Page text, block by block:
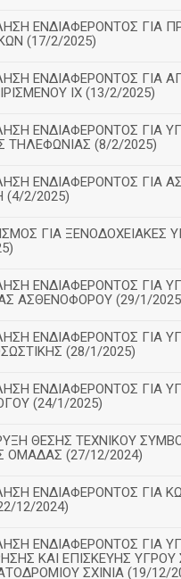
ΕΝΔΙΑΦΕΡΟΝΤΟΣ ΓΙΑ
(17/2/2025)
ΕΝΔΙΑΦΕΡΟΝΤΟΣ ΓΙΑ
ΙΧ (13/2/2025)
ΕΝΔΙΑΦΕΡΟΝΤΟΣ ΓΙΑ
ΤΗΛΕΦΩΝΙΑΣ (8/2/2025)
ΕΝΔΙΑΦΕΡΟΝΤΟΣ ΓΙΑ
2/2025)
ΓΙΑ ΞΕΝΟΔΟΧΕΙΑΚΕΣ
ΕΝΔΙΑΦΕΡΟΝΤΟΣ ΓΙΑ
ΑΣΘΕΝΟΦΟΡΟΥ (29/1/
ΕΝΔΙΑΦΕΡΟΝΤΟΣ ΓΙΑ
(28/1/2025)
ΕΝΔΙΑΦΕΡΟΝΤΟΣ ΓΙΑ
(24/1/2025)
ΘΕΣΗΣ ΤΕΧΝΙΚΟΥ
ΟΜΑΔΑΣ (27/12/2024)
ΕΝΔΙΑΦΕΡΟΝΤΟΣ ΓΙΑ
12/2024)
ΕΝΔΙΑΦΕΡΟΝΤΟΣ ΓΙΑ
ΚΑΙ ΕΠΙΣΚΕΥΗΣ ΥΓΡΟΥ
ΣΧΙΝΙΑ (19/12/